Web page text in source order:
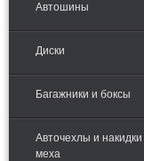
Автошины
Диски
Багажники и боксы
Авточехлы и накидки
меха